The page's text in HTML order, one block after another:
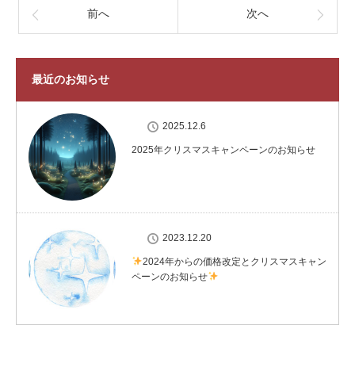
前へ 次へ
最近のお知らせ
2025.12.6
2025年クリスマスキャンペーンのお知らせ
2023.12.20
2024年からの価格改定とクリスマスキャン
ペーンのお知らせ